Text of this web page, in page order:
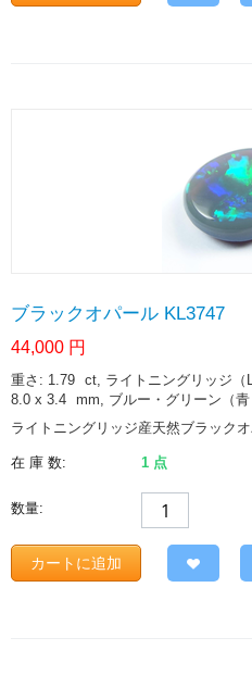
ブラックオパール KL3747
44,000 円
重さ: 1.79 ct, ライトニングリッジ
8.0 x 3.4 mm, ブルー・グリーン（
ライトニングリッジ産天然ブラック
在 庫 数: 1 点
数量:
カートに追加